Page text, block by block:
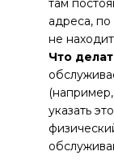
адреса,
не
Что
указать